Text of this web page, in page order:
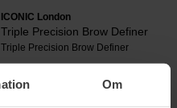
Om
ICONIC London
Triple Precision Brow Definer
Triple Precision Brow Definer
329 kr